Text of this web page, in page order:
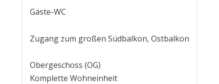
Gäste-WC
Zugang zum großen Südbalkon, Ostbalkon
Obergeschoss (OG)
Komplette Wohneinheit